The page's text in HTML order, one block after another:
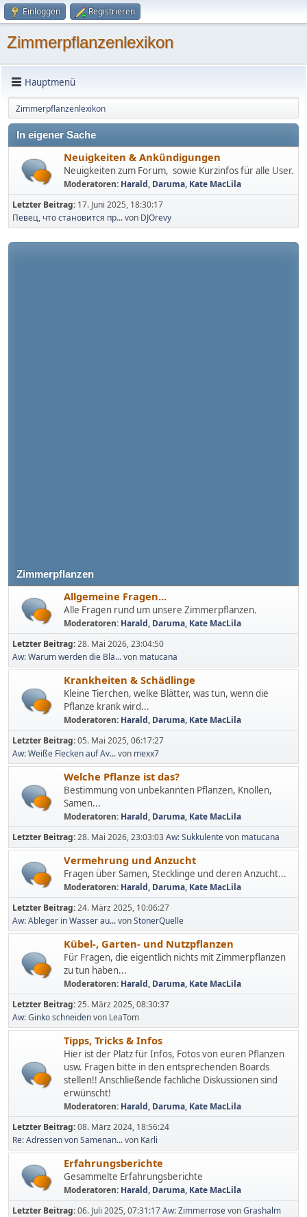
Einloggen Registrieren
Zimmerpflanzenlexikon
Hauptmenü
Zimmerpflanzenlexikon
In eigener Sache
Neuigkeiten & Ankündigungen
Neuigkeiten zum Forum, sowie Kurzinfos für alle User.
Moderatoren: Harald, Daruma, Kate MacLila
Letzter Beitrag: 17. Juni 2025, 18:30:17
Певец, что становится пр...von DJOrevy
Zimmerpflanzen
Allgemeine Fragen...
Alle Fragen rund um unsere Zimmerpflanzen.
Moderatoren: Harald, Daruma, Kate MacLila
Letzter Beitrag:28. Mai 2026, 23:04:50
Aw: Warum werden die Blä...von matucana
Krankheiten & Schädlinge
Kleine Tierchen, welke Blätter, was tun, wenn die
Pflanze krank wird...
Moderatoren: Harald, Daruma, Kate MacLila
Letzter Beitrag:05. Mai 2025, 06:17:27
Aw: Weiße Flecken auf Av...von mexx7
Welche Pflanze ist das?
Bestimmung von unbekannten Pflanzen, Knollen,
Samen...
Moderatoren: Harald, Daruma, Kate MacLila
Letzter Beitrag:28. Mai 2026, 23:03:03Aw: Sukkulentevon matucana
Vermehrung und Anzucht
Fragen über Samen, Stecklinge und deren Anzucht...
Moderatoren: Harald, Daruma, Kate MacLila
Letzter Beitrag:24. März 2025, 10:06:27
Aw: Ableger in Wasser au...vonStonerQuelle
Kübel-, Garten- und Nutzpflanzen
Für Fragen, die eigentlich nichts mit Zimmerpflanzen
zu tun haben...
Moderatoren: Harald, Daruma, Kate MacLila
Letzter Beitrag:25. März 2025, 08:30:37
Aw: Ginko schneidenvon LeaTom
Tipps, Tricks & Infos
Hier ist der Platz für Infos, Fotos von euren Pflanzen
usw. Fragen bitte in den entsprechenden Boards
stellen!! Anschließende fachliche Diskussionen sind
erwünscht!
Moderatoren: Harald, Daruma, Kate MacLila
Letzter Beitrag:08. März 2024, 18:56:24
Re: Adressen von Samenan...von Karli
Erfahrungsberichte
Gesammelte Erfahrungsberichte
Moderatoren: Harald, Daruma, Kate MacLila
Letzter Beitrag:06. Juli 2025, 07:31:17Aw: ZimmerrosevonGrashalm